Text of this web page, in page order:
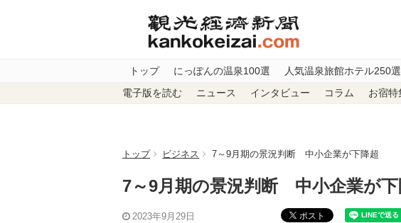
トップ にっぽんの温泉100選 人気温泉旅館ホテル250選
電子版を読む ニュース インタビュー コラム お宿特
トップ ビジネス 7～9月期の景況判断 中小企業が下降超
7～9月期の景況判断 中小企業が下
2023年9月29日 ポスト